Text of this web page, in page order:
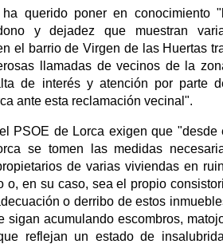
querido poner en conocimiento
y dejadez que muestran
el barrio de Virgen de las Huertas
llamadas de vecinos de la
de interés y atención por parte
ante esta reclamación vecinal".
PSOE de Lorca exigen que "desde
se tomen las medidas
de varias viviendas en
o, en su caso, sea el propio
o derribo de estos
sigan acumulando escombros,
reflejan un estado de